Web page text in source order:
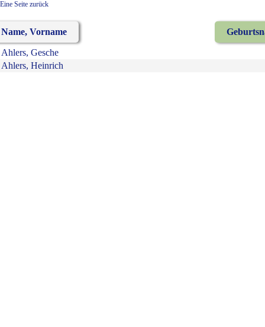
Eine Seite zurück
Name, Vorname
Ahlers, Gesche
Ahlers, Heinrich